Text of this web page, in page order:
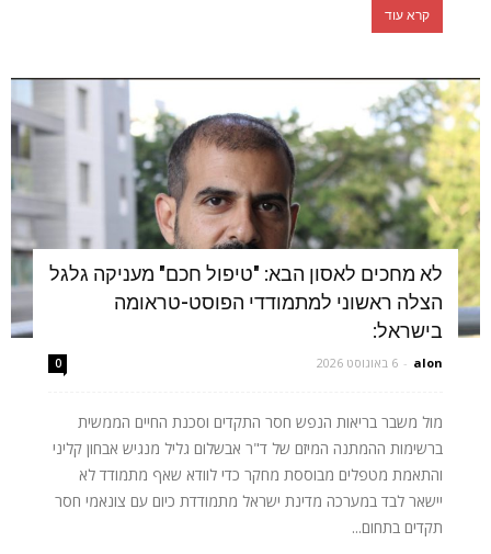
קרא עוד
לא מחכים לאסון הבא: "טיפול חכם" מעניקה גלגל
הצלה ראשוני למתמודדי הפוסט-טראומה
בישראל:
alon
- 6 באוגוסט 2026 0
מול משבר בריאות הנפש חסר התקדים וסכנת החיים הממשית
ברשימות ההמתנה המיזם של ד"ר אבשלום גליל מנגיש אבחון קליני
והתאמת מטפלים מבוססת מחקר כדי לוודא שאף מתמודד לא
יישאר לבד במערכה מדינת ישראל מתמודדת כיום עם צונאמי חסר
תקדים בתחום...